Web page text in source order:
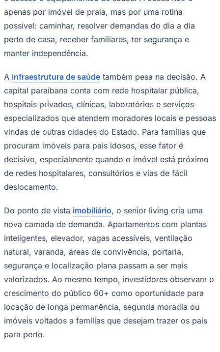
apenas por imóvel de praia, mas por uma rotina
possível: caminhar, resolver demandas do dia a dia
perto de casa, receber familiares, ter segurança e
manter independência.
A infraestrutura de saúde também pesa na decisão. A
capital paraibana conta com rede hospitalar pública,
hospitais privados, clínicas, laboratórios e serviços
especializados que atendem moradores locais e pessoas
vindas de outras cidades do Estado. Para famílias que
procuram imóveis para pais idosos, esse fator é
decisivo, especialmente quando o imóvel está próximo
de redes hospitalares, consultórios e vias de fácil
deslocamento.
Do ponto de vista imobiliário, o senior living cria uma
nova camada de demanda. Apartamentos com plantas
inteligentes, elevador, vagas acessíveis, ventilação
natural, varanda, áreas de convivência, portaria,
segurança e localização plana passam a ser mais
valorizados. Ao mesmo tempo, investidores observam o
crescimento do público 60+ como oportunidade para
locação de longa permanência, segunda moradia ou
imóveis voltados a famílias que desejam trazer os pais
para perto.